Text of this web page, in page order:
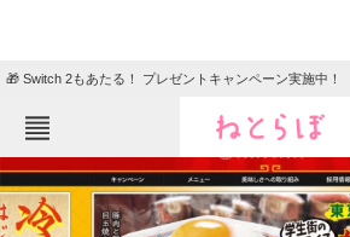
🎁 Switch 2もあたる！ プレゼントキャンペーン実施中！
TOP ニュース